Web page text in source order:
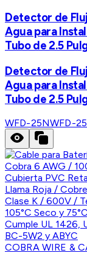
Detector de
Agua para
Tubo de 2.5
Detector de
Agua para
Tubo de 2.5
WFD-25NWFD-
COBRA WIRE &